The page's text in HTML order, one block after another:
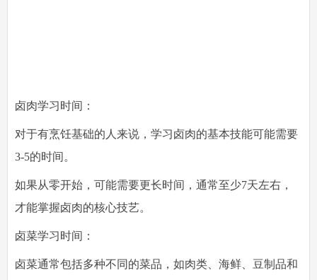
卤肉学习时间：
对于有烹饪基础的人来说，学习卤肉的基本技能可能需要
3-5的时间。
如果从零开始，可能需要更长时间，通常至少7天左右，
才能掌握卤肉的核心技艺。
卤菜学习时间：
卤菜通常包括多种不同的菜品，如肉类、海鲜、豆制品和